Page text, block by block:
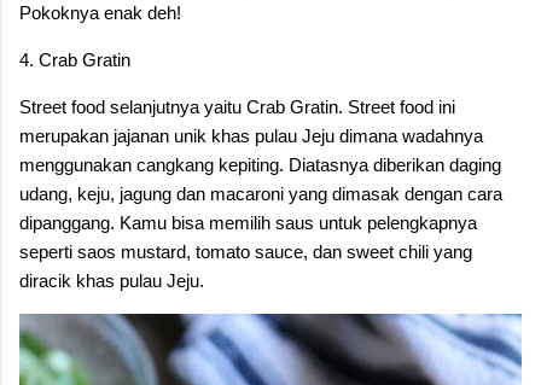
Pokoknya enak deh!
4. Crab Gratin
Street food selanjutnya yaitu Crab Gratin. Street food ini
merupakan jajanan unik khas pulau Jeju dimana wadahnya
menggunakan cangkang kepiting. Diatasnya diberikan daging
udang, keju, jagung dan macaroni yang dimasak dengan cara
dipanggang. Kamu bisa memilih saus untuk pelengkapnya
seperti saos mustard, tomato sauce, dan sweet chili yang
diracik khas pulau Jeju.